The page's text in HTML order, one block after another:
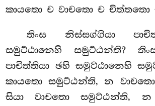
කායතො ච වාචතො ච චිත්තතො
තිංස නිස්සග්ගියා
සමුට්ඨානෙහි සමුට්ඨන්ති?
පාචිත්තියා ඡහි සමුට්ඨානෙහි
කායතො සමුට්ඨන්ති, න
සියා වාචතො සමුට්ඨන්ති,